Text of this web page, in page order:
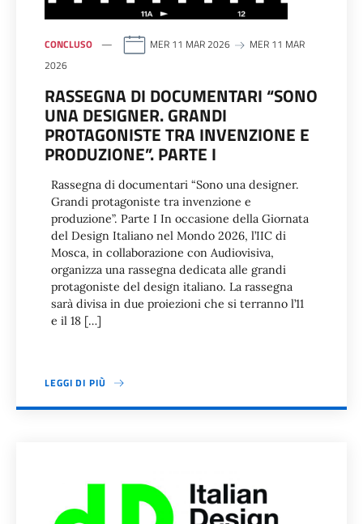
CONCLUSO MER 11 MAR 2026
MER 11 MAR
2026
RASSEGNA DI DOCUMENTARI “SONO
UNA DESIGNER. GRANDI
PROTAGONISTE TRA INVENZIONE E
PRODUZIONE”. PARTE I
Rassegna di documentari “Sono una designer.
Grandi protagoniste tra invenzione e
produzione”. Parte I In occasione della Giornata
del Design Italiano nel Mondo 2026, l’IIC di
Mosca, in collaborazione con Audiovisiva,
organizza una rassegna dedicata alle grandi
protagoniste del design italiano. La rassegna
sarà divisa in due proiezioni che si terranno l’11
e il 18 […]
LEGGI DI PIÙ